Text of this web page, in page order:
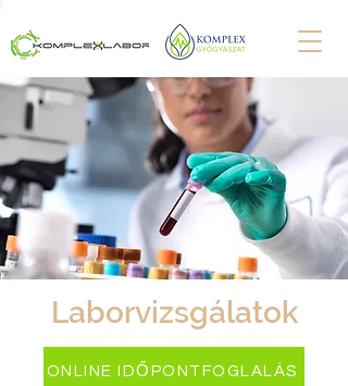
Laborvizsgálatok
ONLINE IDŐPONTFOGLALÁS